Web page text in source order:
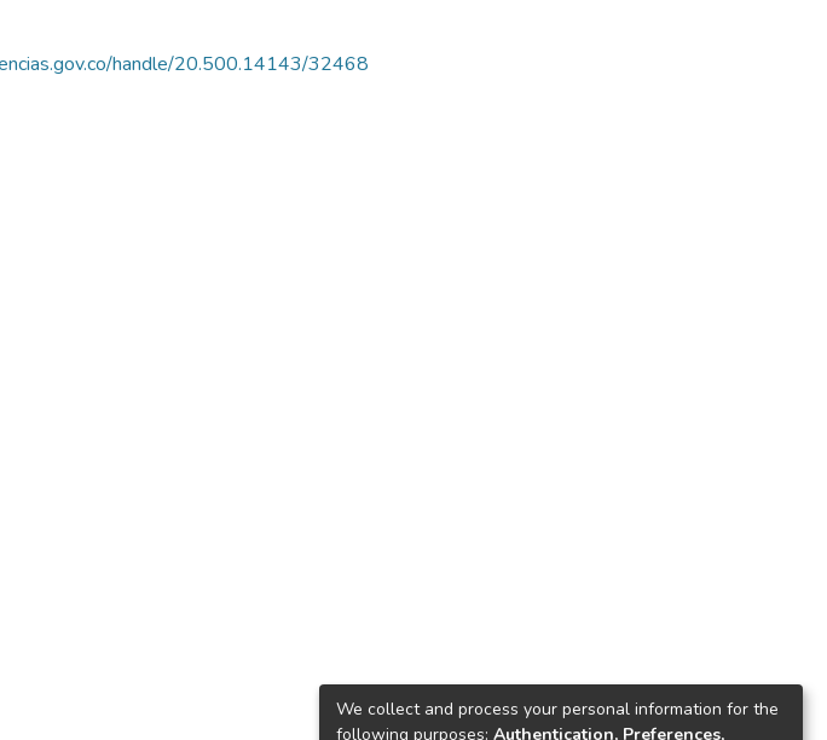
handle/20.500.14143/32468
We collect and process your personal information for the
following purposes: Authentication, Preferences,